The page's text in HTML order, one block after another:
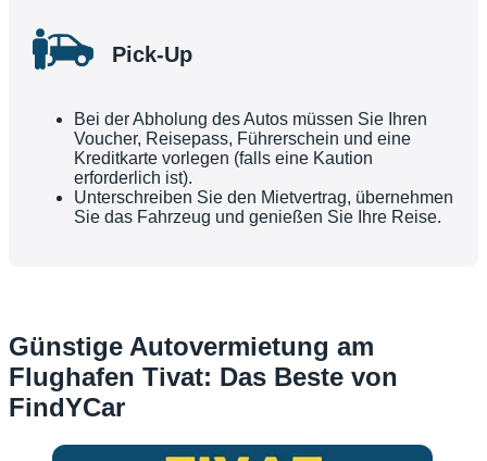
Pick-Up
Bei der Abholung des Autos müssen Sie Ihren
Voucher, Reisepass, Führerschein und eine
Kreditkarte vorlegen (falls eine Kaution
erforderlich ist).
Unterschreiben Sie den Mietvertrag, übernehmen
Sie das Fahrzeug und genießen Sie Ihre Reise.
Günstige Autovermietung am
Flughafen Tivat: Das Beste von
FindYCar